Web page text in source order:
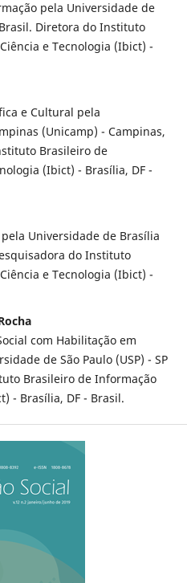
pela Universidade de
Diretora do Instituto
e Tecnologia (Ibict) -
e Cultural pela
(Unicamp) - Campinas,
Brasileiro de
(Ibict) - Brasília, DF -
Universidade de Brasília
do Instituto
e Tecnologia (Ibict) -
com Habilitação em
de São Paulo (USP) - SP
Brasileiro de Informação
- Brasília, DF - Brasil.